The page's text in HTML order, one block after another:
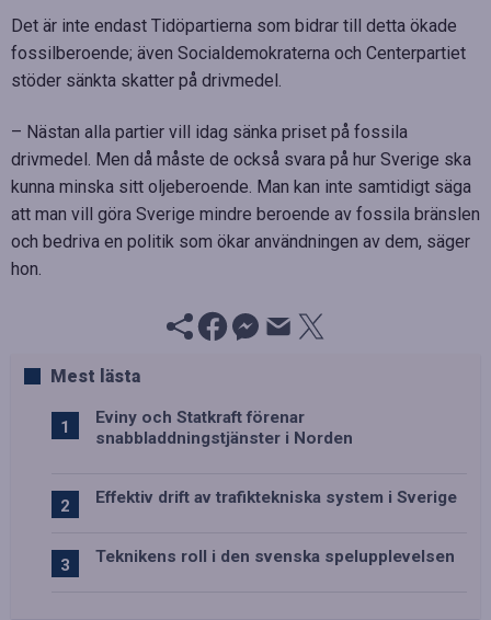
Det är inte endast Tidöpartierna som bidrar till detta ökade
fossilberoende; även Socialdemokraterna och Centerpartiet
stöder sänkta skatter på drivmedel.
– Nästan alla partier vill idag sänka priset på fossila
drivmedel. Men då måste de också svara på hur Sverige ska
kunna minska sitt oljeberoende. Man kan inte samtidigt säga
att man vill göra Sverige mindre beroende av fossila bränslen
och bedriva en politik som ökar användningen av dem, säger
hon.
Mest lästa
Eviny och Statkraft förenar
snabbladdningstjänster i Norden
Effektiv drift av trafiktekniska system i Sverige
Teknikens roll i den svenska spelupplevelsen